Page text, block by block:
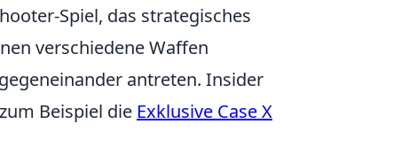
Spiel, das strategisches
verschiedene Waffen
antreten. Insider
Beispiel die Exklusive Case X